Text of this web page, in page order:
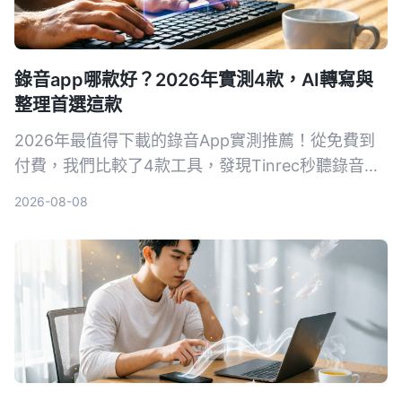
錄音app哪款好？2026年實測4款，AI轉寫與
整理首選這款
2026年最值得下載的錄音App實測推薦！從免費到
付費，我們比較了4款工具，發現Tinrec秒聽錄音的
2026-08-08